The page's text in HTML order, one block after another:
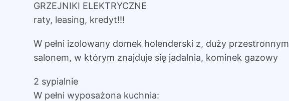
GRZEJNIKI ELEKTRYCZNE
raty, leasing, kredyt!!!
W pełni izolowany domek holenderski z, duży przestronnym
salonem, w którym znajduje się jadalnia, kominek gazowy
2 sypialnie
W pełni wyposażona kuchnia: